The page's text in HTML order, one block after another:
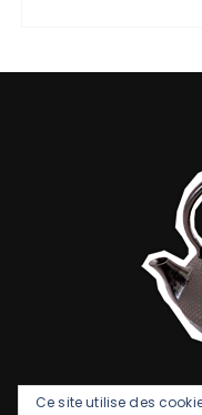
Ce site utilise des